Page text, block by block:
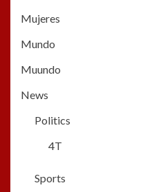
Mujeres
Mundo
Muundo
News
Politics
4T
Sports